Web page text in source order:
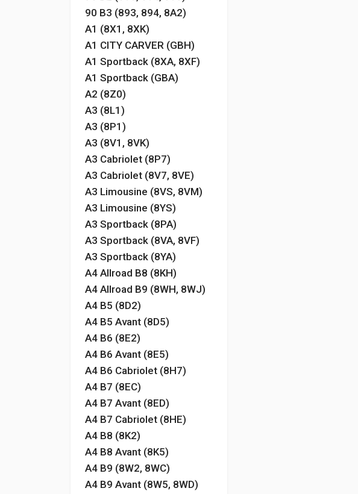
90 B3 (893, 894, 8A2)
A1 (8X1, 8XK)
A1 CITY CARVER (GBH)
A1 Sportback (8XA, 8XF)
A1 Sportback (GBA)
A2 (8Z0)
A3 (8L1)
A3 (8P1)
A3 (8V1, 8VK)
A3 Cabriolet (8P7)
A3 Cabriolet (8V7, 8VE)
A3 Limousine (8VS, 8VM)
A3 Limousine (8YS)
A3 Sportback (8PA)
A3 Sportback (8VA, 8VF)
A3 Sportback (8YA)
A4 Allroad B8 (8KH)
A4 Allroad B9 (8WH, 8WJ)
A4 B5 (8D2)
A4 B5 Avant (8D5)
A4 B6 (8E2)
A4 B6 Avant (8E5)
A4 B6 Cabriolet (8H7)
A4 B7 (8EC)
A4 B7 Avant (8ED)
A4 B7 Cabriolet (8HE)
A4 B8 (8K2)
A4 B8 Avant (8K5)
A4 B9 (8W2, 8WC)
A4 B9 Avant (8W5, 8WD)